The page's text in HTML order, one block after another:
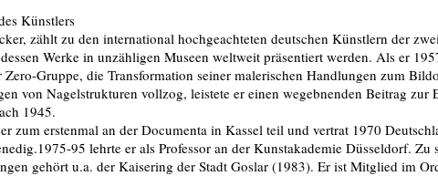
Künstlers
zählt zu den international hochgeachteten deutschen Künstlern der
Werke in unzähligen Museen weltweit präsentiert werden. Als er
Zero-Gruppe, die Transformation seiner malerischen Handlungen zum
von Nagelstrukturen vollzog, leistete er einen wegebnenden Beitrag zur
1945.
zum erstenmal an der Documenta in Kassel teil und vertrat 1970
95 lehrte er als Professor an der Kunstakademie Düsseldorf. Zu
gehört u.a. der Kaisering der Stadt Goslar (1983). Er ist Mitglied im